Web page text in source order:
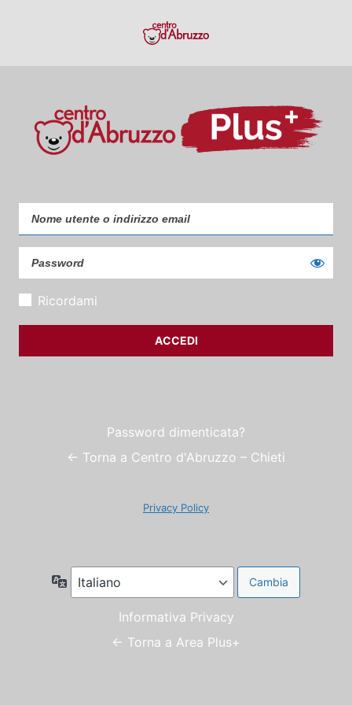
Ricordami
Password dimenticata?
← Torna a Centro d'Abruzzo – Chieti
Privacy Policy
Lingua
Informativa Privacy
← Torna a Area Plus+